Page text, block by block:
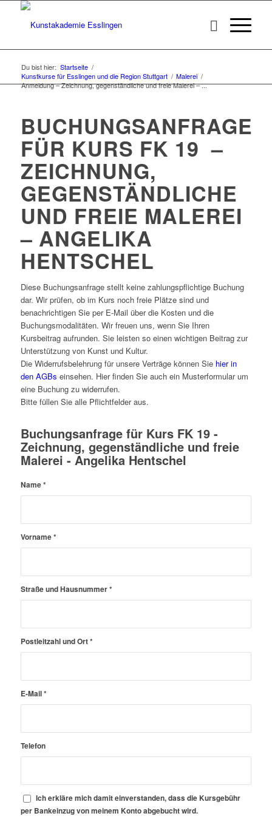
Du bist hier: Startseite /
Kunstkurse für Esslingen und die Region Stuttgart / Malerei /
Anmeldung – Zeichnung, gegenständliche und freie Malerei – ...
BUCHUNGSANFRAGE
FÜR KURS FK 19 –
ZEICHNUNG,
GEGENSTÄNDLICHE
UND FREIE MALEREI
– ANGELIKA
HENTSCHEL
Diese Buchungsanfrage stellt keine zahlungspflichtige Buchung
dar. Wir prüfen, ob im Kurs noch freie Plätze sind und
benachrichtigen Sie per E-Mail über die Kosten und die
Buchungsmodalitäten. Wir freuen uns, wenn Sie Ihren
Kursbeitrag aufrunden. Sie leisten so einen wichtigen Beitrag zur
Unterstützung von Kunst und Kultur.
Die Widerrufsbelehrung für unsere Verträge können Sie hier in
den AGBs einsehen. Hier finden Sie auch ein Musterformular um
eine Buchung zu widerrufen.
Bitte füllen Sie alle Pflichtfelder aus.
Buchungsanfrage für Kurs FK 19 -
Zeichnung, gegenständliche und freie
Malerei - Angelika Hentschel
Name*
Vorname*
Straße und Hausnummer*
Postleitzahl und Ort*
E-Mail*
Telefon
Ich erkläre mich damit einverstanden, dass die Kursgebühr
per Bankeinzug von meinem Konto abgebucht wird.